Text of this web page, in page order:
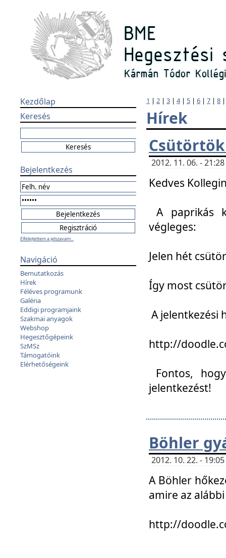
Kezdőlap
Keresés
Bejelentkezés
Elfelejtettem a jelszavam...
Navigáció
Bemutatkozás
Hírek
Féléves programunk
Galéria
Eddigi programjaink
Szakmai anyagok
Webshop
Hegesztőgépeink
SzMSz
Támogatóink
Elérhetőségeink
1 | 2 | 3 | 4| 5 | 6 | 7 | 8
Hírek
2012. 11. 06. -
Kedves
A paprikás
végleges:
Jelen hét
Így most
A jelentkezési
http://
Fontos,
jelentkezést!
Böhler
2012. 10. 22. -
A Böhler
amire az
http://